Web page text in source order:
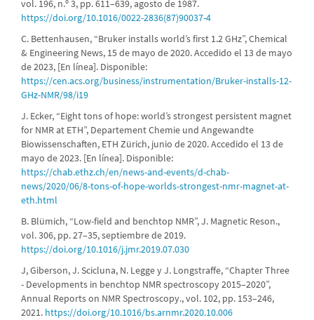
vol. 196, n.º 3, pp. 611–639, agosto de 1987.
https://doi.org/10.1016/0022-2836(87)90037-4
C. Bettenhausen, “Bruker installs world’s first 1.2 GHz”, Chemical
& Engineering News, 15 de mayo de 2020. Accedido el 13 de mayo
de 2023, [En línea]. Disponible:
https://cen.acs.org/business/instrumentation/Bruker-installs-12-
GHz-NMR/98/i19
J. Ecker, “Eight tons of hope: world’s strongest persistent magnet
for NMR at ETH”, Departement Chemie und Angewandte
Biowissenschaften, ETH Zürich, junio de 2020. Accedido el 13 de
mayo de 2023. [En línea]. Disponible:
https://chab.ethz.ch/en/news-and-events/d-chab-
news/2020/06/8-tons-of-hope-worlds-strongest-nmr-magnet-at-
eth.html
B. Blümich, “Low-field and benchtop NMR”, J. Magnetic Reson.,
vol. 306, pp. 27–35, septiembre de 2019.
https://doi.org/10.1016/j.jmr.2019.07.030
J, Giberson, J. Scicluna, N. Legge y J. Longstraffe, “Chapter Three
- Developments in benchtop NMR spectroscopy 2015–2020”,
Annual Reports on NMR Spectroscopy., vol. 102, pp. 153–246,
2021. https://doi.org/10.1016/bs.arnmr.2020.10.006